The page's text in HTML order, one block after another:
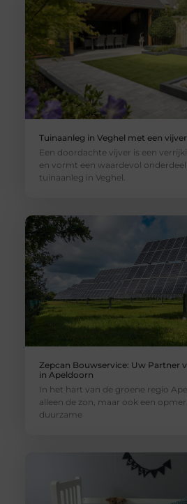
Tuinaanleg in Veghel met een
Een doordachte vijver is een
en vormt een waardevol
tuinaanleg in Veghel.
Zepcan Bouwservice: Uw Partner
in Apeldoorn
In het hart van de groene regio
alleen de zon, maar ook een
duurzame